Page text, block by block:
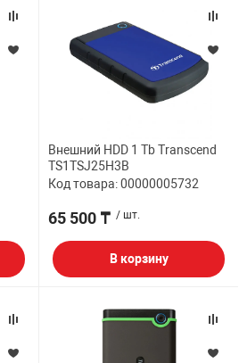
Внешний HDD 1 Tb Transcend
TS1TSJ25H3B
Код товара: 00000005732
65 500 ₸ / шт.
В корзину